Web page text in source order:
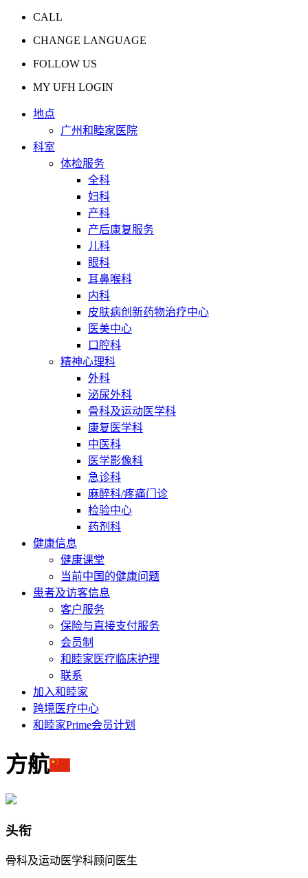
CALL
CHANGE LANGUAGE
FOLLOW US
MY UFH LOGIN
地点
广州和睦家医院
科室
体检服务
全科
妇科
产科
产后康复服务
儿科
眼科
耳鼻喉科
内科
皮肤病创新药物治疗中心
医美中心
口腔科
精神心理科
外科
泌尿外科
骨科及运动医学科
康复医学科
中医科
医学影像科
急诊科
麻醉科/疼痛门诊
检验中心
药剂科
健康信息
健康课堂
当前中国的健康问题
患者及访客信息
客户服务
保险与直接支付服务
会员制
和睦家医疗临床护理
联系
加入和睦家
跨境医疗中心
和睦家Prime会员计划
方航
头衔
骨科及运动医学科顾问医生